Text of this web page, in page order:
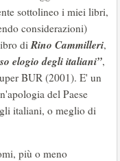
sottolineo i miei libri,
considerazioni)
diRino Cammilleri,
elogio degli italiani”,
BUR (2001). E' un
del Paese
italiani, o meglio di
più o meno